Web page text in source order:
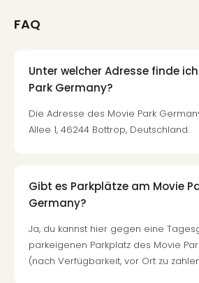
FAQ
Unter welcher Adresse finde
Park Germany?
Die Adresse des Movie Park
Allee 1, 46244 Bottrop, Deutschland.
Gibt es Parkplätze am Movie
Germany?
Ja, du kannst hier gegen eine
parkeigenen Parkplatz des Movie
(nach Verfügbarkeit, vor Ort zu